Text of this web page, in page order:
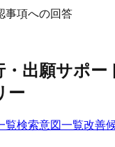
事項への回答
・出願サポー
ー
覧検索意図一覧改善